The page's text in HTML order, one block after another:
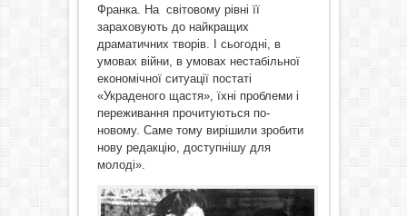
Франка. На світовому рівні її
зараховують до найкращих
драматичних творів. І сьогодні, в
умовах війни, в умовах нестабільної
економічної ситуації постаті
«Украденого щастя», їхні проблеми і
переживання прочитуються по-
новому. Саме тому вирішили зробити
нову редакцію, доступнішу для
молоді».